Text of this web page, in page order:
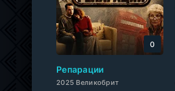
Репарации
2025 Великобрит
0